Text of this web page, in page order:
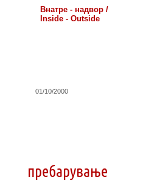
Внатре - надвор /
Inside - Outside
01/10/2000
пребарување